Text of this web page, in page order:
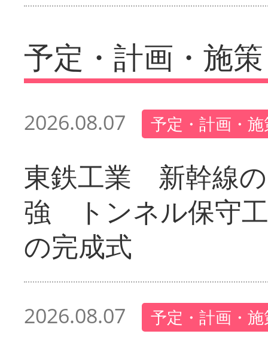
予定・計画・施策
2026.08.07 予定・計画・
東鉄工業 新幹線
強 トンネル保守
の完成式
2026.08.07 予定・計画・